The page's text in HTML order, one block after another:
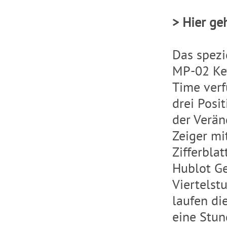
> Hier
Das
MP-02
Time
drei
der
Zeiger
Hublot
laufen
eine